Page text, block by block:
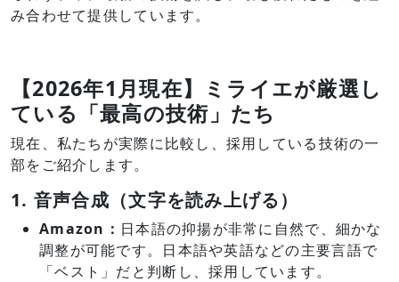
み合わせて提供しています。
【2026年1月現在】ミライエが厳選し
ている「最高の技術」たち
現在、私たちが実際に比較し、採用している技術の一
部をご紹介します。
1. 音声合成（文字を読み上げる）
Amazon： 日本語の抑揚が非常に自然で、細かな
調整が可能です。日本語や英語などの主要言語で
「ベスト」だと判断し、採用しています。